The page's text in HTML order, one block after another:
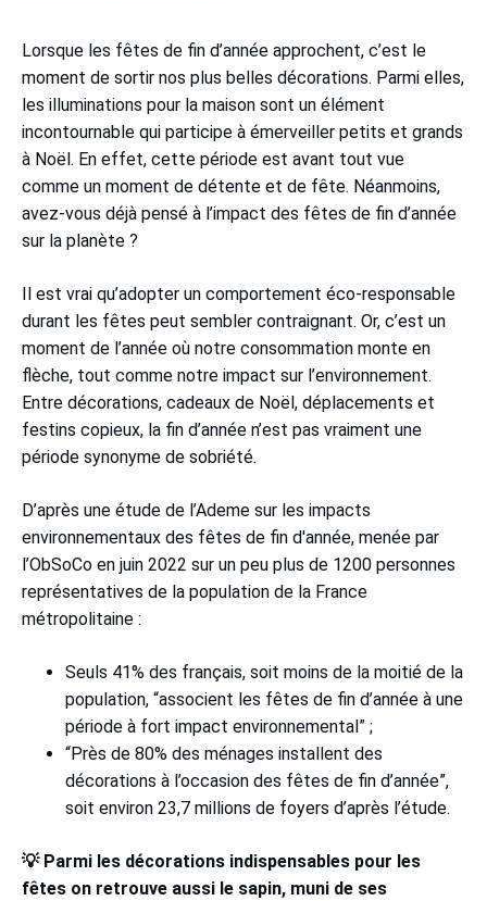
Lorsque les fêtes de fin d’année approchent, c’est le
moment de sortir nos plus belles décorations. Parmi elles,
les illuminations pour la maison sont un élément
incontournable qui participe à émerveiller petits et grands
à Noël. En effet, cette période est avant tout vue
comme un moment de détente et de fête. Néanmoins,
avez-vous déjà pensé à l’impact des fêtes de fin d’année
sur la planète ?
Il est vrai qu’adopter un comportement éco-responsable
durant les fêtes peut sembler contraignant. Or, c’est un
moment de l’année où notre consommation monte en
flèche, tout comme notre impact sur l’environnement.
Entre décorations, cadeaux de Noël, déplacements et
festins copieux, la fin d’année n’est pas vraiment une
période synonyme de sobriété.
D’après une étude de l’Ademe sur les impacts
environnementaux des fêtes de fin d'année, menée par
l’ObSoCo en juin 2022 sur un peu plus de 1200 personnes
représentatives de la population de la France
métropolitaine :
Seuls 41% des français, soit moins de la moitié de la
population, “associent les fêtes de fin d’année à une
période à fort impact environnemental” ;
“Près de 80% des ménages installent des
décorations à l’occasion des fêtes de fin d’année”,
soit environ 23,7 millions de foyers d’après l’étude.
💡 Parmi les décorations indispensables pour les
fêtes on retrouve aussi le sapin, muni de ses